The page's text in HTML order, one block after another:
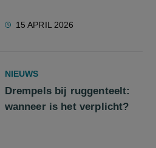
15 APRIL 2026
NIEUWS
Drempels bij ruggenteelt:
wanneer is het verplicht?